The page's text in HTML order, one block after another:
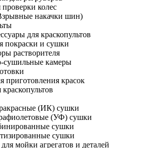
колес
накачки шин)
для краскопультов
покраски и сушки
растворителя
сушильные камеры
приготовления красок
(ИК) сушки
(УФ) сушки
сушки
сушки
мойки агрегатов и деталей